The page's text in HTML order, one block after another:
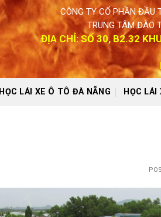
CÔNG TY CỔ PHẦN ĐẦU
TRUNG TÂM ĐÀO
ĐỊA CHỈ: SỐ 30, B2.32
HỌC LÁI XE Ô TÔ ĐÀ NẴNG HỌC LÁI